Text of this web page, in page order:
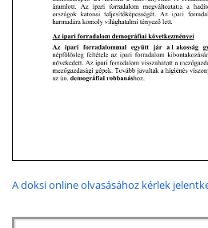
A doksi online olvasásához kérlek